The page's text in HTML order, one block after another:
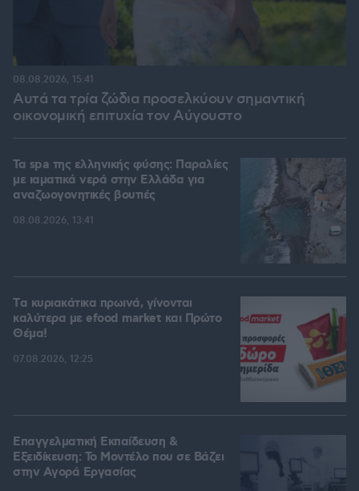
Αυτά τα τρία ζώδια προσελκύουν σημαντική
οικονομική επιτυχία τον Αύγουστο
08.08.2026, 15:41
Τα spa της ελληνικής φύσης: Παραλίες
με ιαματικά νερά στην Ελλάδα για
αναζωογονητικές βουτιές
08.08.2026, 13:41
Tα κυριακάτικα πρωινά, γίνονται
καλύτερα με efood market και Πρώτο
Θέμα!
07.08.2026, 12:25
Επαγγελματική Εκπαίδευση &
Εξειδίκευση: Το Mοντέλο που σε Bάζει
στην Aγορά Eργασίας